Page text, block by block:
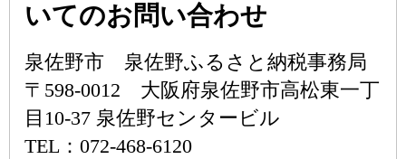
いてのお問い合わせ
泉佐野市 泉佐野ふるさと納税事務局
〒598-0012 大阪府泉佐野市高松東一丁
目10-37 泉佐野センタービル
TEL：072-468-6120